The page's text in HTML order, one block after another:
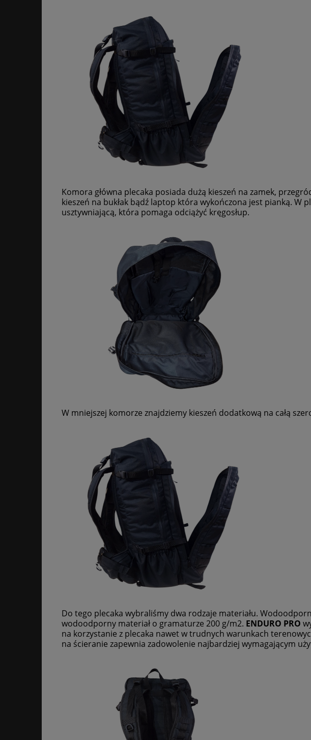
Komora główna plecaka posiada dużą kieszeń na zamek,
kieszeń na bukłak bądź laptop która wykończona jest pianką.
usztywniającą, która pomaga odciążyć kręgosłup.
W mniejszej komorze znajdziemy kieszeń dodatkową na całą
Do tego plecaka wybraliśmy dwa rodzaje materiału.
wodoodporny materiał o gramaturze 200 g/m2. ENDURO PRO
na korzystanie z plecaka nawet w trudnych warunkach
na ścieranie zapewnia zadowolenie najbardziej wymagającym